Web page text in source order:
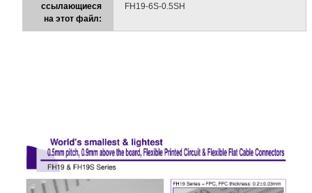
ссылающиеся
на этот файл:
FH19-6S-0.5SH